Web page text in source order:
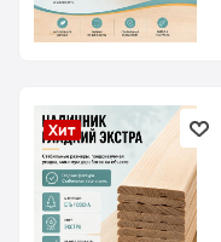
Хит